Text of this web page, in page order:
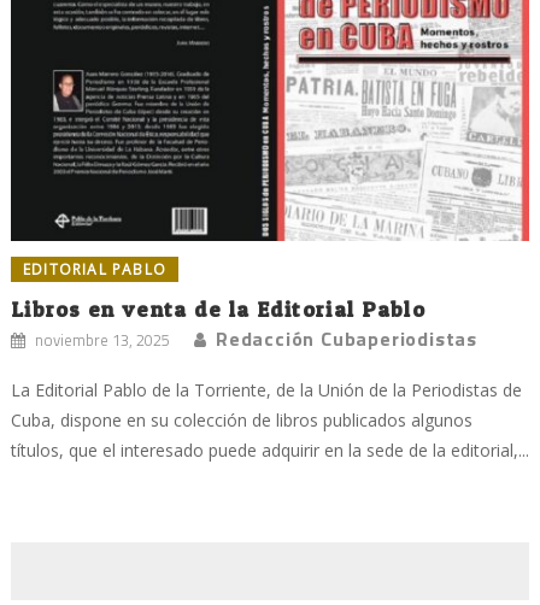
EDITORIAL PABLO
Libros en venta de la Editorial Pablo
noviembre 13, 2025 Redacción Cubaperiodistas
La Editorial Pablo de la Torriente, de la Unión de la Periodistas de
Cuba, dispone en su colección de libros publicados algunos
títulos, que el interesado puede adquirir en la sede de la editorial,...